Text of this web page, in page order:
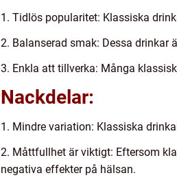
1. Tidlös popularitet: Klassiska
2. Balanserad smak: Dessa drinkar
3. Enkla att tillverka: Många
Nackdelar:
1. Mindre variation: Klassiska
2. Måttfullhet är viktigt: Eftersom
negativa effekter på hälsan.